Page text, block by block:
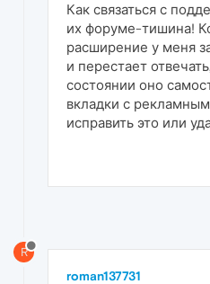
Как связаться с
их форуме-тишина!
расширение у меня
и перестает
состоянии оно
вкладки с
исправить это или
R
roman137731